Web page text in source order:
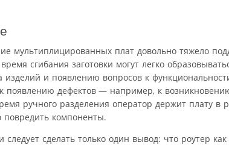
мультиплицированных плат довольно тяжело
сгибания заготовки могут легко
изделий и появлению вопросов к
появлению дефектов — например, к
ручного разделения оператор держит плату в
повредить компоненты.
следует сделать только один вывод: что роутер